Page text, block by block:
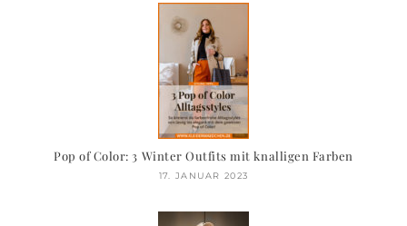
Pop of Color: 3 Winter Outfits mit knalligen Farben
17. JANUAR 2023